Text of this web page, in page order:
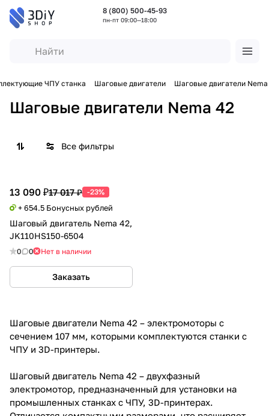
8 (800) 500-45-93
пн-пт 09:00—18:00
ЧПУ станка Шаговые двигатели Шаговые двигатели Nema
Шаговые двигатели Nema 42
Все фильтры
13 090 ₽17 017 ₽ -23%
+ 654.5 Бонусных рублей
Шаговый двигатель Nema 42,
JK110HS150-6504
0 0 Нет в наличии
Заказать
Шаговые двигатели Nema 42 – электромоторы с
сечением 107 мм, которыми комплектуются станки с
ЧПУ и 3D-принтеры.
Шаговый двигатель Nema 42 – двухфазный
электромотор, предназначенный для установки на
промышленных станках с ЧПУ, 3D-принтерах.